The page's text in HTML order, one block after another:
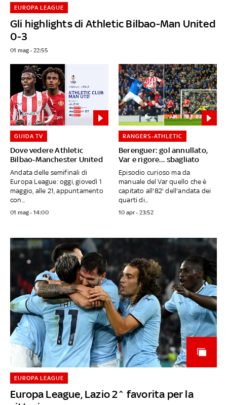
Gli highlights di Athletic Bilbao-Man United
0-3
EUROPA LEAGUE
01 mag - 22:55
Dove vedere Athletic
Bilbao-Manchester United
GUIDA TV
Andata delle semifinali di
Europa League: oggi, giovedì 1
maggio, alle 21, appuntamento
con...
01 mag - 14:00
Berenguer: gol annullato,
Var e rigore… sbagliato
RANGERS-ATHLETIC
Episodio curioso ma da
manuale del Var quello che è
capitato all'82' dell'andata dei
quarti di...
10 apr - 23:52
Europa League, Lazio 2^ favorita per la
EUROPA LEAGUE